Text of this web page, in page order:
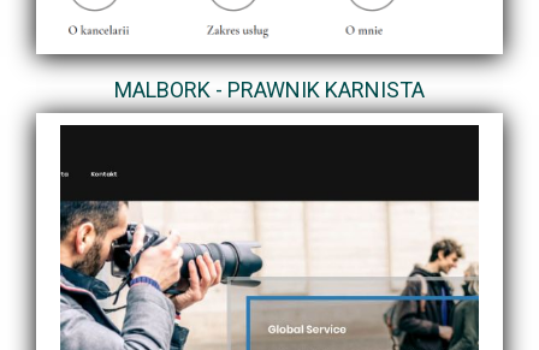
MALBORK - PRAWNIK KARNISTA